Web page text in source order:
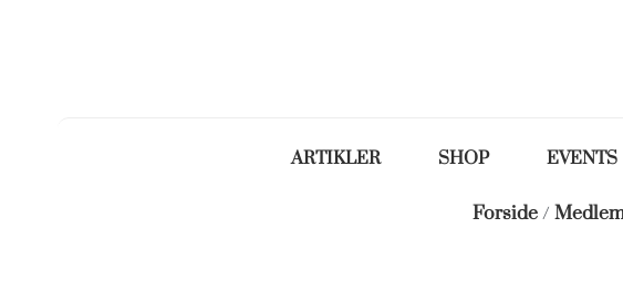
ARTIKLER SHOP EVENTS
Forside/